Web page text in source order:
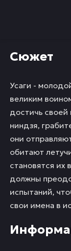
Сюжет
Усаги -
великим
достичь своей
ниндзя,
они
обитают
становятся их
должны
испытаний,
свои имена в